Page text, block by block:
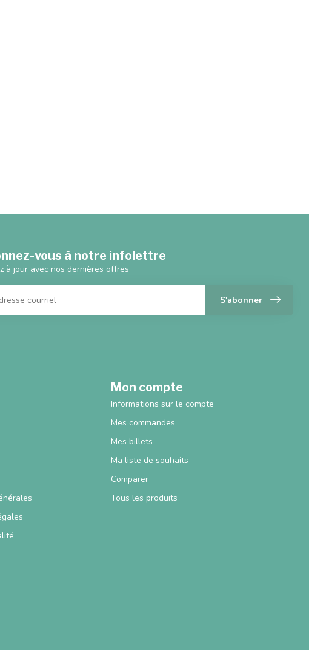
vous à notre infolettre
à jour avec nos dernières offres
S'abonner
Mon compte
Informations sur le compte
Mes commandes
Mes billets
Ma liste de souhaits
Comparer
Tous les produits